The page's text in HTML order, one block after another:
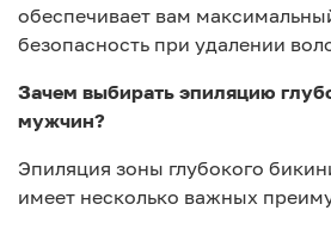
обеспечивает вам
безопасность при удалении
Зачем выбирать эпиляцию
мужчин?
Эпиляция зоны глубокого
имеет несколько важных